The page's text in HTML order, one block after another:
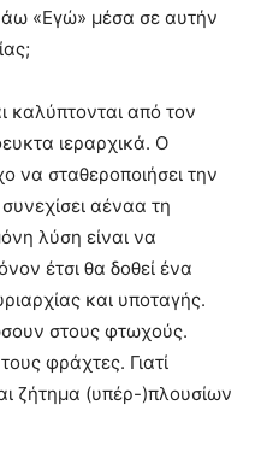
«Εγώ» μέσα σε αυτήν
καλύπτονται από τον
ιεραρχικά. Ο
να σταθεροποιήσει την
αέναα τη
λύση είναι να
έτσι θα δοθεί ένα
και υποταγής.
στους φτωχούς.
φράχτες. Γιατί
ζήτημα (υπέρ-)πλουσίων